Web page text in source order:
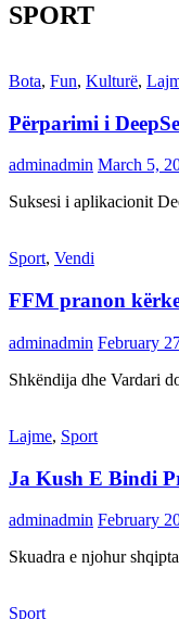
SPORT
Bota, Fun, Kulturë,
Përparimi i
adminadmin March 5,
Suksesi i aplikacionit
Sport, Vendi
FFM pranon
adminadmin February
Shkëndija dhe Vardari
Lajme, Sport
Ja Kush E Bindi
adminadmin February
Skuadra e njohur
Sport